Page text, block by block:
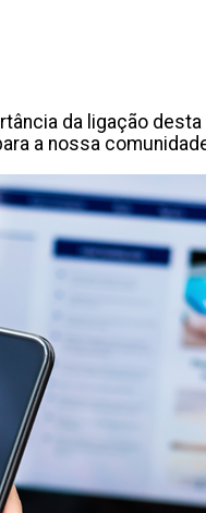
da ligação
a nossa